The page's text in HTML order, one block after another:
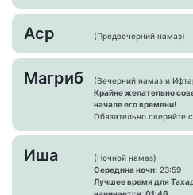
Аср (Предвечерний намаз)
Магриб
(Вечерний намаз и
Крайне желательно
начале его времени!
Обязательно сверяйте
Иша
(Ночной намаз)
Середина ночи: 23:59
Лучшее время для